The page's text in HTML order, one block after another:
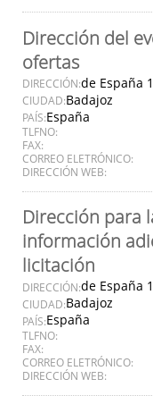
Dirección del
ofertas
DIRECCIÓN:de España 1
CIUDAD:Badajoz
PAÍS:España
TLFNO:
FAX:
CORREO ELETRÓNICO:
DIRECCIÓN WEB:
Dirección para
información
licitación
DIRECCIÓN:de España 1
CIUDAD:Badajoz
PAÍS:España
TLFNO:
FAX:
CORREO ELETRÓNICO:
DIRECCIÓN WEB: